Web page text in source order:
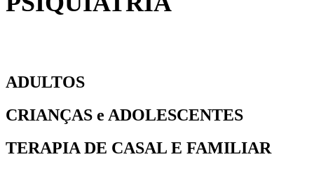
ADULTOS
CRIANÇAS e ADOLESCENTES
TERAPIA DE CASAL E FAMILIAR